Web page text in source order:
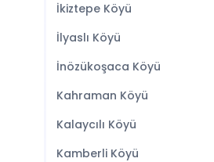
İkiztepe Köyü
İlyaslı Köyü
İnözükoşaca Köyü
Kahraman Köyü
Kalaycılı Köyü
Kamberli Köyü